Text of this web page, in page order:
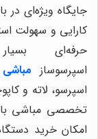
جایگاه ویژه‌ای در
کارایی و سهولت
حرفه‌ای
اسپرسوساز مباشی
اسپرسو، لاته و
تخصصی مباشی
امکان خرید